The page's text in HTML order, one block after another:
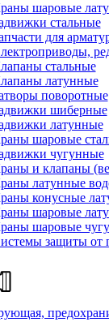
шаровые
стальные
для
стальные
латунные
поворотные
шиберные
латунные
шаровые
чугунные
и клапаны
латунные
конусные
шаровые
шаровые
защиты от